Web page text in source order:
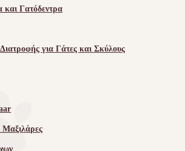
και Γατόδεντρα
για Γάτες και Σκύλους
Μαξιλάρες